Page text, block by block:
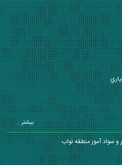
بیشتر ...
سواد آموز منطقه نواب